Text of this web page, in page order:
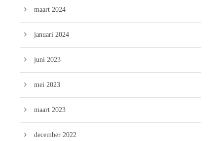
maart 2024
januari 2024
juni 2023
mei 2023
maart 2023
december 2022